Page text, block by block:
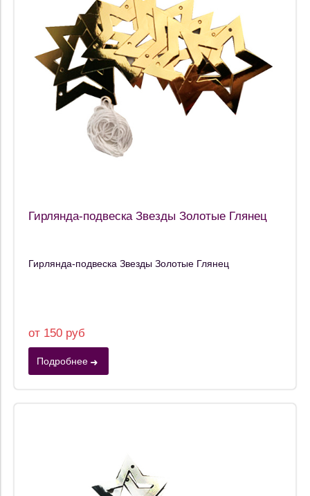
Гирлянда-подвеска Звезды Золотые Глянец
Гирлянда-подвеска Звезды Золотые Глянец
от 150 руб
Подробнее